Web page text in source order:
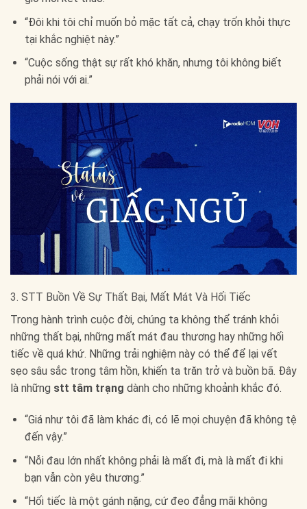
“Đôi khi tôi chỉ muốn bỏ mặc tất cả, chạy trốn khỏi thực
tại khắc nghiệt này.”
“Cuộc sống thật sự rất khó khăn, nhưng tôi không biết
phải nói với ai.”
3. STT Buồn Về Sự Thất Bại, Mất Mát Và Hối Tiếc
Trong hành trình cuộc đời, chúng ta không thể tránh khỏi
những thất bại, những mất mát đau thương hay những hối
tiếc về quá khứ. Những trải nghiệm này có thể để lại vết
sẹo sâu sắc trong tâm hồn, khiến ta trăn trở và buồn bã. Đây
là những stt tâm trạng dành cho những khoảnh khắc đó.
“Giá như tôi đã làm khác đi, có lẽ mọi chuyện đã không tệ
đến vậy.”
“Nỗi đau lớn nhất không phải là mất đi, mà là mất đi khi
bạn vẫn còn yêu thương.”
“Hối tiếc là một gánh nặng, cứ đeo đẳng mãi không